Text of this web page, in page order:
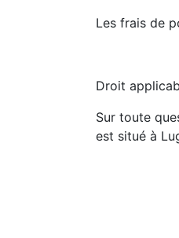
Les frais de
Droit
Sur toute
est situé à